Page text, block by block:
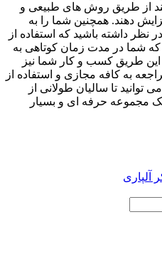
از طریق روش‌ های طبیعی و
دهند. همچنین شما را به
نظر داشته باشید که استفاده از
شما در مدت زمان کوتاهی به
این طریق کسب و کار شما نیز
به کافه مجازی و استفاده از
تا سالیان طولانی از
یک مجموعه حرفه‌ ای و بسیار
آلپاری